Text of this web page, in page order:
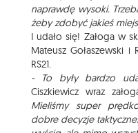
naprawdę wysoki.
żeby zdobyć jakieś
I udało się! Załoga w
Mateusz Gołaszewski i
RS21.
- To były bardzo
Ciszkiewicz wraz
Mieliśmy super
dobre decyzje